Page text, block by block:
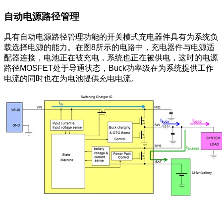
自动电源路径管理
具有自动电源路径管理功能的开关模式充电器件具有为系统负
载选择电源的能力。在图8所示的电路中，充电器件与电源适
配器连接，电池正在被充电，系统也正在被供电，这时的电源
路径MOSFET处于导通状态，Buck功率级在为系统提供工作
电流的同时也在为电池提供充电电流。